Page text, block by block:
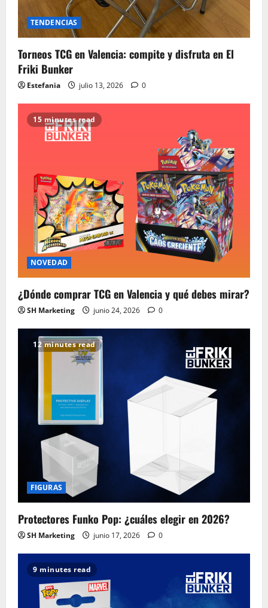
TENDENCIAS
Torneos TCG en Valencia: compite y disfruta en El
Friki Bunker
Estefania julio 13, 2026 0
15 minutes read
NOVEDAD
¿Dónde comprar TCG en Valencia y qué debes mirar?
SH Marketing junio 24, 2026 0
12 minutes read
FIGURAS
Protectores Funko Pop: ¿cuáles elegir en 2026?
SH Marketing junio 17, 2026 0
9 minutes read